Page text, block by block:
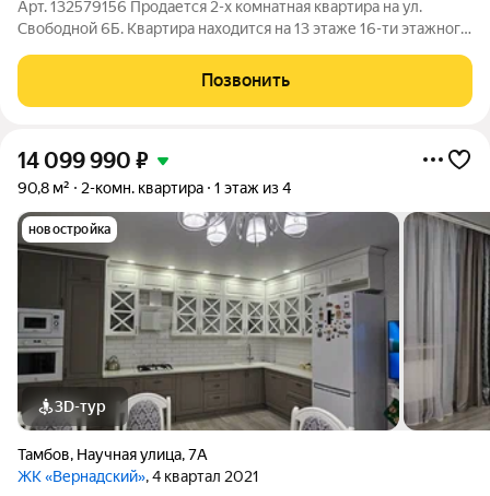
Арт. 132579156 Продается 2-х комнатная квартира на ул.
Свободной 6Б. Квартира находится на 13 этаже 16-ти этажного
общей площадью 56.5 м2, комнаты расположены на две
стороны, окна выходят во двор и на
Позвонить
14 099 990 ₽
90,8 м² 2-комн. квартира 1 этаж из 4
новостройка
3D-тур
Тамбов, Научная улица,7А
ЖК «Вернадский», 4 квартал 2021